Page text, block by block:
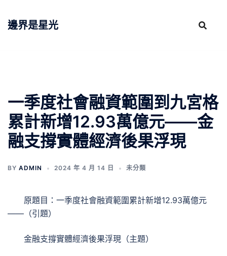
邊界是星光
一季度社會融資範圍到九宮格
累計新增12.93萬億元——金
融支撐實體經濟後果浮現
BY ADMIN 2024 年 4 月 14 日 未分類
原題目：一季度社會融資範圍累計新增12.93萬億元
——（引題）
金融支撐實體經濟後果浮現（主題）